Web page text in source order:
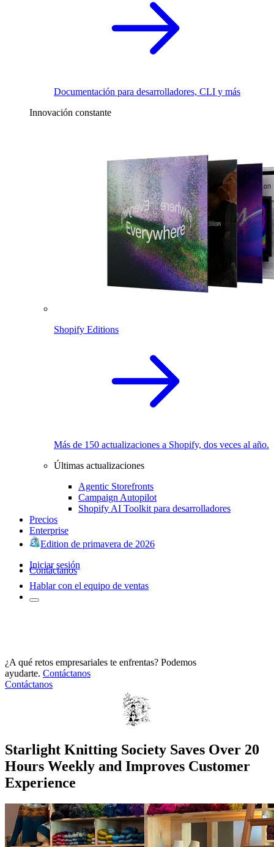
Documentación para desarrolladores, CLI y más
Innovación constante
Shopify Editions
Más de 150 actualizaciones a Shopify, dos veces al año.
Últimas actualizaciones
Agentic Storefronts
Campaign Autopilot
Shopify AI Toolkit para desarrolladores
Precios
Enterprise
Edition de primavera de 2026
Iniciar sesión
Contáctanos
Hablar con el equipo de ventas
¿A qué retos empresariales te enfrentas? Podemos
ayudarte. Contáctanos
Contáctanos
Starlight Knitting Society Saves Over 20
Hours Weekly and Improves Customer
Experience